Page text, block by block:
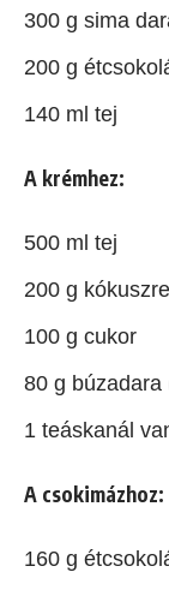
300 g sima
200 g
140 ml tej
A krémhez:
500 ml tej
200 g
100 g cukor
80 g búzadara
1 teáskanál
A csokimázhoz:
160 g